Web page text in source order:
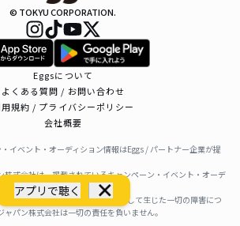
アプリで聴く
© TOKYU CORPORATION.
Eggsについて
よくある質問 / お問い合わせ
規約 / プライバシーポリシー
会社概要
イベント・オーディション情報はEggs / パートナー企業が提
式会社は、掲載されているキャンペーン・イベント・オーデ
おりません。
ント・オーディション情報を利用して生じた一切の障害につ
パン株式会社は一切の責任を負いません。